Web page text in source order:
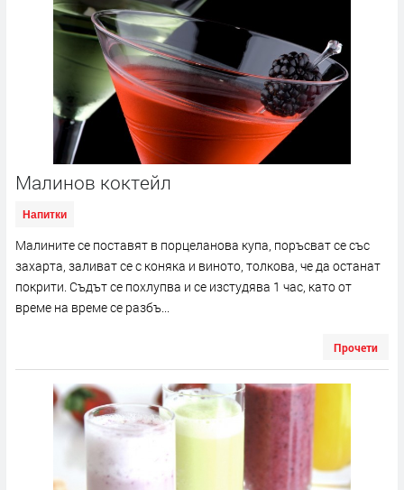
Малинов коктейл
Напитки
Малините се поставят в порцеланова купа, поръсват се със
захарта, заливат се с коняка и виното, толкова, че да останат
покрити. Съдът се похлупва и се изстудява 1 час, като от
време на време се разбъ...
Прочети